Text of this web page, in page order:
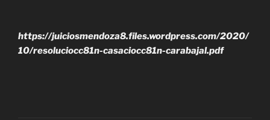
https://juiciosmendoza8.files.wordpress.com/2020/
10/resoluciocc81n-casaciocc81n-carabajal.pdf